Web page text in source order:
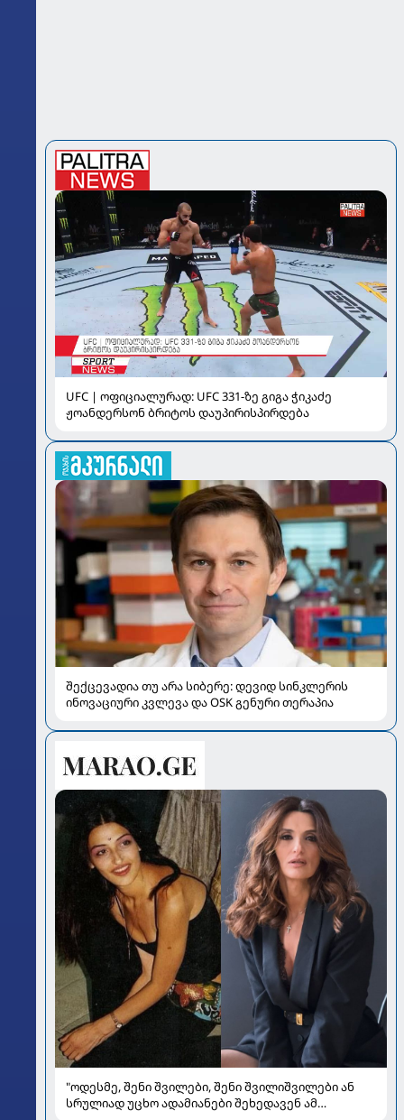
UFC | ოფიციალურად: UFC 331-ზე გიგა ჭიკაძე
ჟოანდერსონ ბრიტოს დაუპირისპირდება
შექცევადია თუ არა სიბერე: დევიდ სინკლერის
ინოვაციური კვლევა და OSK გენური თერაპია
"ოდესმე, შენი შვილები, შენი შვილიშვილები ან
სრულიად უცხო ადამიანები შეხედავენ ამ